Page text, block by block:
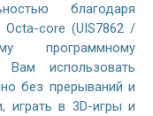
благодаря
core (UIS7862 /
программному
Вам использовать
без прерываний и
играть в 3D-игры и